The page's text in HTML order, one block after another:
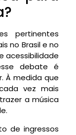
pertinentes
no Brasil e no
acessibilidade
debate é
À medida que
vez mais
a música
de ingressos